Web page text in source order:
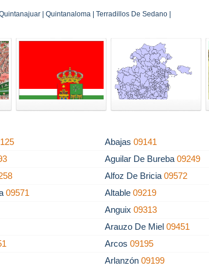
| Quintanaloma | Terradillos De Sedano |
Abajas09141
Aguilar De Bureba09249
Alfoz De Bricia09572
09571 Altable09219
Anguix09313
Arauzo De Miel09451
Arcos09195
Arlanzón09199